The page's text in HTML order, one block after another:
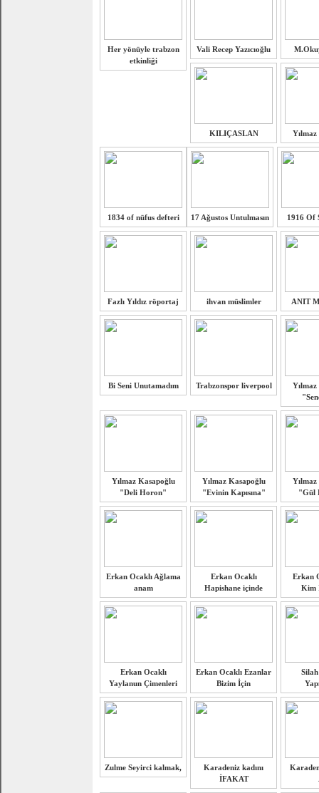
Her yönüyle trabzon
etkinliği
Vali Recep Yazıcıoğlu
KILIÇASLAN
1834 of nüfus defteri 17 Ağustos Untulmasın 1916 Of
Fazlı Yıldız röportaj ihvan müslimler ANIT
Bi Seni Unutamadım Trabzonspor liverpool
Yılmaz Kasapoğlu
"Deli Horon"
Yılmaz Kasapoğlu
"Evinin Kapısına"
"Gül
Erkan Ocaklı Ağlama
anam
Erkan Ocaklı
Hapishane içinde
Erkan
Kim
Erkan Ocaklı
Yaylanun Çimenleri
Erkan Ocaklı Ezanlar
Bizim İçin
Zulme Seyirci kalmak,
Karadeniz kadını
İFAKAT